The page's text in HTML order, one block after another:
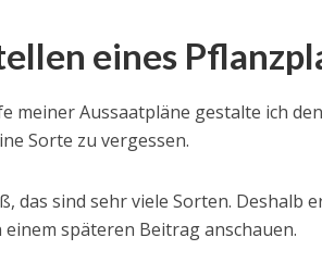
eines
meiner Aussaatpläne gestalte ich
Sorte zu vergessen.
das sind sehr viele Sorten. Deshalb
einem späteren Beitrag anschauen.